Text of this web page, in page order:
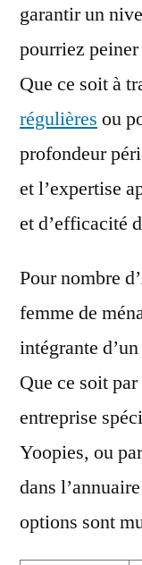
garantir un
pourriez
Que ce soit à
régulières ou
profondeur
et l’expertise
et d’efficacité
Pour nombre
femme de
intégrante
Que ce soit
entreprise
Yoopies, ou
dans
options sont